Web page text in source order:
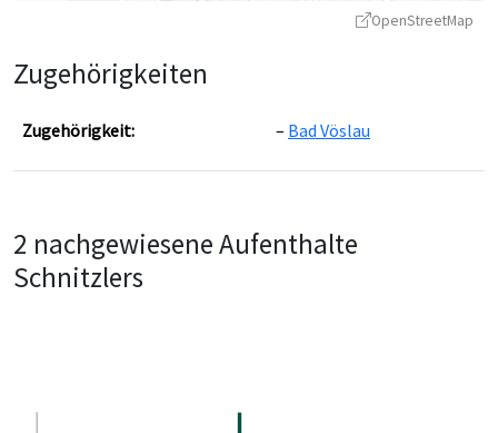
OpenStreetMap
Zugehörigkeiten
Zugehörigkeit: Bad Vöslau
2 nachgewiesene Aufenthalte
Schnitzlers